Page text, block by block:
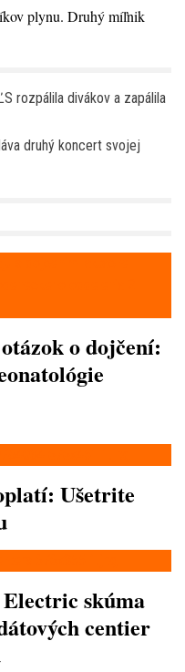
plynu. Druhý míľnik
rozpálila divákov a zapálila
druhý koncert svojej
o dojčení:
Ušetrite
skúma
centier